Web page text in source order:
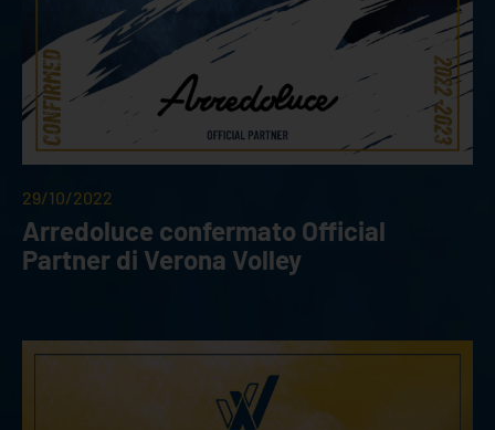
29/10/2022
Arredoluce confermato Official
Partner di Verona Volley